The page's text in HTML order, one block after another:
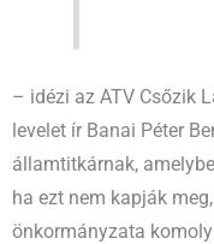
– idézi az ATV Csőzik
levelet ír Banai Péter
államtitkárnak,
ha ezt nem kapják
önkormányzata